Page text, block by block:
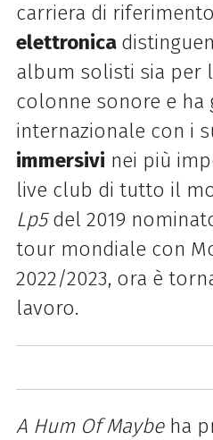
carriera di
elettronica
album solisti sia per
colonne sonore e ha
internazionale con i
immersivi nei più
live club di tutto il
Lp5del 2019
tour mondiale con
2022/2023, ora è
lavoro.
A Hum Of Maybeha